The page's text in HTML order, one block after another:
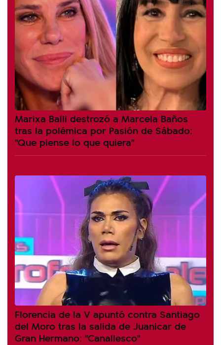
Marixa Balli destrozó a Marcela Baños
tras la polémica por Pasión de Sábado:
"Que piense lo que quiera"
Florencia de la V apuntó contra Santiago
del Moro tras la salida de Juanicar de
Gran Hermano: "Canallesco"